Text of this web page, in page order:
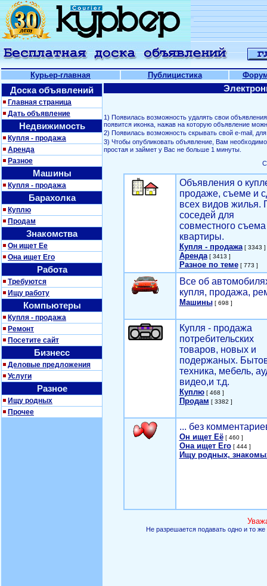
Курьер-главная Публицистика
Доска объявлений
Главная страница
Дать объявление
Недвижимость
Купля - продажа
Аренда
Разное
Машины
Купля - продажа
Барахолка
Куплю
Продам
Знакомства
Он ищет Ее
Она ищет Его
Работа
Требуются
Ищу работу
Компьютеры
Купля - продажа
Ремонт
Посетите сайт
Бизнесс
Деловые предложения
Услуги
Разное
Ищу родных
Прочее
1) Появилась возможность удалять свои
появится иконка, нажав на которую объявление
2) Появилась возможность скрывать свой е-mail,
3) Чтобы опубликовать объявление, Вам
простая и займет у Вас не больше 1 минуты.
Объявления о
продаже, съеме и
всех видов жилья.
соседей для
совместного съема
квартиры.
Купля - продажа[ 3343 ]
Аренда[ 3413 ]
Разное по теме[ 773 ]
Все об
купля, продажа,
Машины[ 698 ]
Купля - продажа
потребительских
товаров, новых и
подержаных.
техника, мебель,
видео,и т.д.
Куплю[ 468 ]
Продам [ 3382 ]
... без
Он ищет Её[ 460 ]
Она ищет Его[ 444 ]
Ищу родных,
Не разрешается подавать одно и то